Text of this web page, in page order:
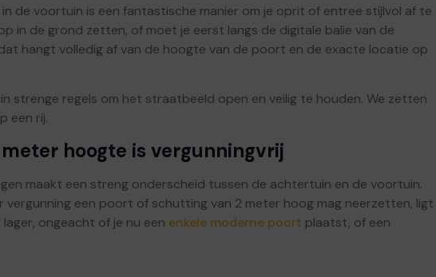
de voortuin is een fantastische manier om je oprit of entree stijlvol af te
in de grond zetten, of moet je eerst langs de digitale balie van de
hangt volledig af van de hoogte van de poort en de exacte locatie op
strenge regels om het straatbeeld open en veilig te houden. We zetten
een rij.
meter hoogte is vergunningvrij
maakt een streng onderscheid tussen de achtertuin en de voortuin.
vergunning een poort of schutting van 2 meter hoog mag neerzetten, ligt
ongeacht of je nu een enkele moderne poort plaatst, of een